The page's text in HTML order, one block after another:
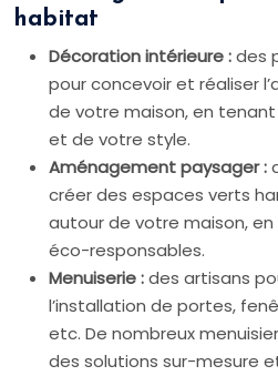
habitat
Décoration intérieure :des
pour concevoir et réaliser
de votre maison, en
et de votre style.
Aménagement paysager :
créer des espaces verts
autour de votre maison,
éco-responsables.
Menuiserie :des artisans
l’installation de portes,
etc. De nombreux
des solutions sur-mesure